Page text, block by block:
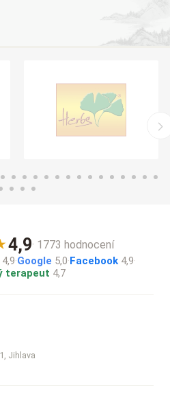
4,9· 1773 hodnocení
4,9·Google 5,0·Facebook 4,9·
terapeut 4,7
Jihlava